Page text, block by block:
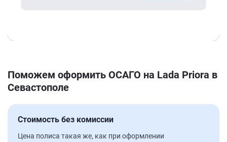
Поможем оформить ОСАГО на Lada Priora в
Севастополе
Стоимость без комиссии
Цена полиса такая же, как при оформлении